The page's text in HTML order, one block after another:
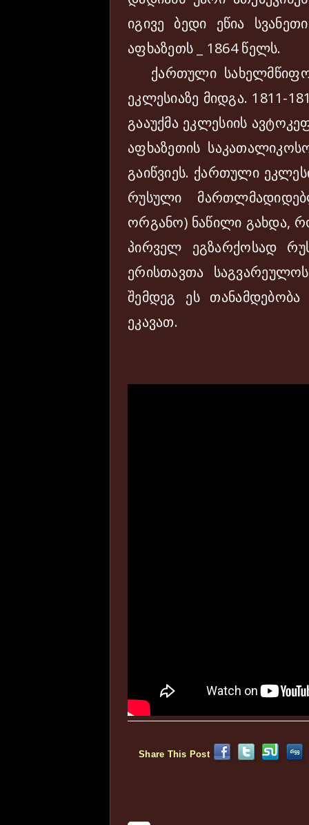
იგივე ბედი ეწია
აფხაზეთს _ 1864 წელს.
ქართული
ეკლესიაზე მიდგა. 1811-
გააუქმა ეკლესიის
აფხაზეთის
გაიწვიეს. ქართული
რუსული
ორგანო) ნაწილი გახდა,
პირველ ეგზარქოსად
ერისთავთა
შემდეგ ეს თანამდებობა
ეკავათ.
Share This Post